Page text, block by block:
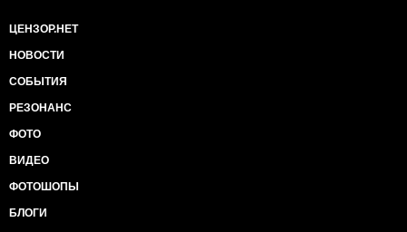
ЦЕНЗОР.НЕТ
НОВОСТИ
СОБЫТИЯ
РЕЗОНАНС
ФОТО
ВИДЕО
ФОТОШОПЫ
БЛОГИ